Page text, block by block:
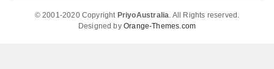
© 2001-2020 Copyright PriyoAustralia. All Rights reserved.
Designed byOrange-Themes.com